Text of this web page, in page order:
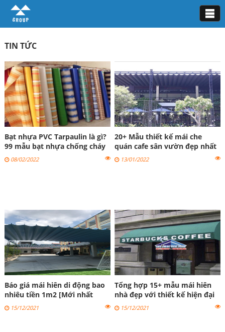
TIN TỨC
Bạt nhựa PVC Tarpaulin là gì?
99 mẫu bạt nhựa chống cháy
đẹp08/02/2022
20+ Mẫu thiết kế mái che
quán cafe sân vườn đẹp nhất
2023
13/01/2022
Báo giá mái hiên di động bao
nhiêu tiền 1m2 [Mới nhất
2023]
15/12/2021
Tổng hợp 15+ mẫu mái hiên
nhà đẹp với thiết kế hiện đại
nhất
15/12/2021